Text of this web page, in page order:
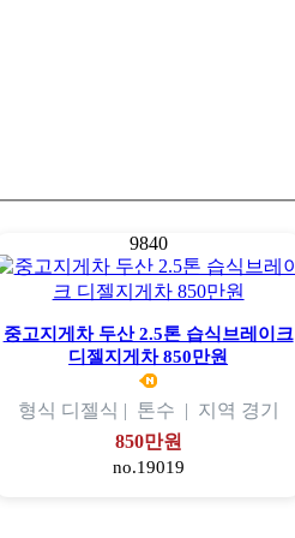
9840
중고지게차 두산 2.5톤 습식브레이크
디젤지게차 850만원
형식 디젤식 | 톤수 | 지역 경기
850만원
no.19019